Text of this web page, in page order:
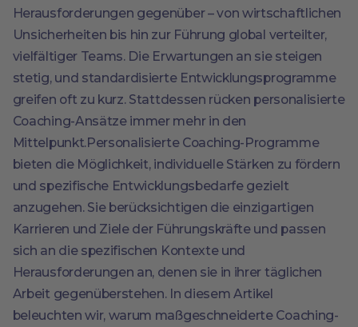
Herausforderungen gegenüber – von wirtschaftlichen
Unsicherheiten bis hin zur Führung global verteilter,
vielfältiger Teams. Die Erwartungen an sie steigen
stetig, und standardisierte Entwicklungsprogramme
greifen oft zu kurz. Stattdessen rücken personalisierte
Coaching-Ansätze immer mehr in den
Mittelpunkt.Personalisierte Coaching-Programme
bieten die Möglichkeit, individuelle Stärken zu fördern
und spezifische Entwicklungsbedarfe gezielt
anzugehen. Sie berücksichtigen die einzigartigen
Karrieren und Ziele der Führungskräfte und passen
sich an die spezifischen Kontexte und
Herausforderungen an, denen sie in ihrer täglichen
Arbeit gegenüberstehen. In diesem Artikel
beleuchten wir, warum maßgeschneiderte Coaching-